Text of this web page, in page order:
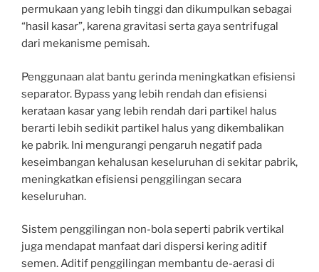
permukaan yang lebih tinggi dan dikumpulkan sebagai
“hasil kasar”, karena gravitasi serta gaya sentrifugal
dari mekanisme pemisah.
Penggunaan alat bantu gerinda meningkatkan efisiensi
separator. Bypass yang lebih rendah dan efisiensi
kerataan kasar yang lebih rendah dari partikel halus
berarti lebih sedikit partikel halus yang dikembalikan
ke pabrik. Ini mengurangi pengaruh negatif pada
keseimbangan kehalusan keseluruhan di sekitar pabrik,
meningkatkan efisiensi penggilingan secara
keseluruhan.
Sistem penggilingan non-bola seperti pabrik vertikal
juga mendapat manfaat dari dispersi kering aditif
semen. Aditif penggilingan membantu de-aerasi di